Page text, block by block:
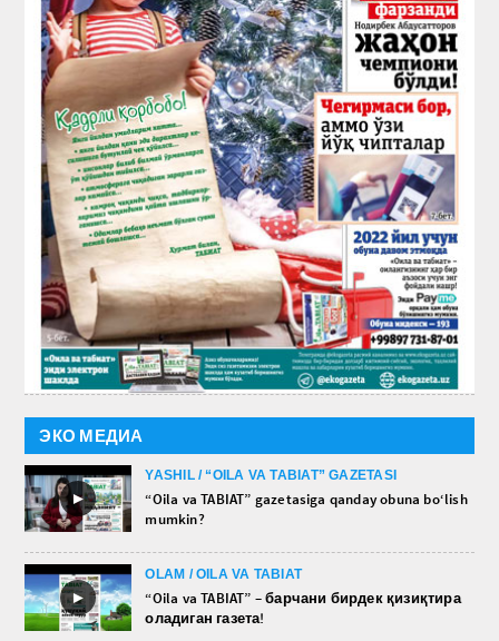
ЭКО МЕДИА
►
YASHIL / “OILA VA TABIAT” GAZETASI
“Oila va TABIAT” gazetasiga qanday obuna bo‘lish
mumkin?
►
OLAM / OILA VA TABIAT
“Oila va TABIAT” – барчани бирдек қизиқтира
оладиган газета!